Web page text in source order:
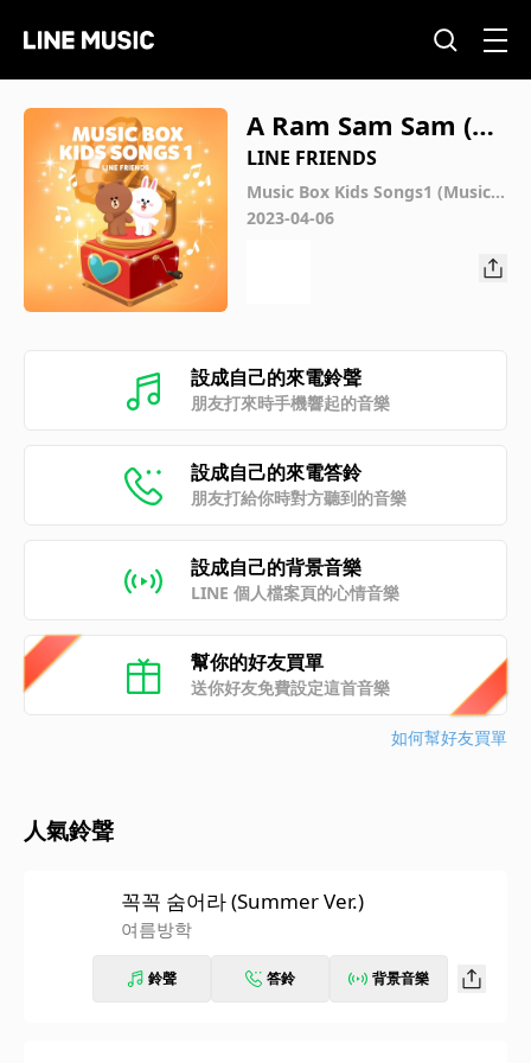
A Ram Sam Sam (M
usic Box Ver.)
LINE FRIENDS
Music Box Kids Songs1 (Music B
ox Ver.)
2023-04-06
設成自己的來電鈴聲
朋友打來時手機響起的音樂
設成自己的來電答鈴
朋友打給你時對方聽到的音樂
設成自己的背景音樂
LINE 個人檔案頁的心情音樂
幫你的好友買單
送你好友免費設定這首音樂
如何幫好友買單
人氣鈴聲
꼭꼭 숨어라 (Summer Ver.)
여름방학
鈴聲 答鈴 背景音樂